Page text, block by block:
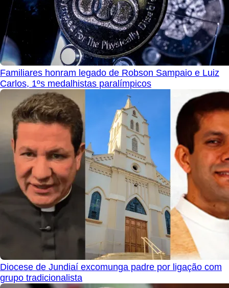
Familiares honram legado de Robson Sampaio e Luiz
Carlos, 1ºs medalhistas paralímpicos
Diocese de Jundiaí excomunga padre por ligação com
grupo tradicionalista